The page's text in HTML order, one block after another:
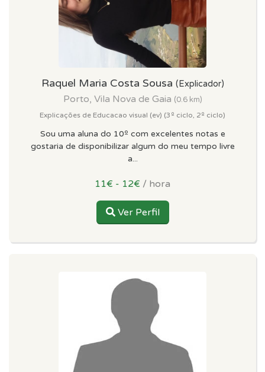
Raquel Maria Costa Sousa (Explicador)
Porto, Vila Nova de Gaia (0.6 km)
Explicações de Educacao visual (ev) (3º ciclo, 2º ciclo)
Sou uma aluna do 10º com excelentes notas e
gostaria de disponibilizar algum do meu tempo livre
a...
11€ - 12€ / hora
Ver Perfil